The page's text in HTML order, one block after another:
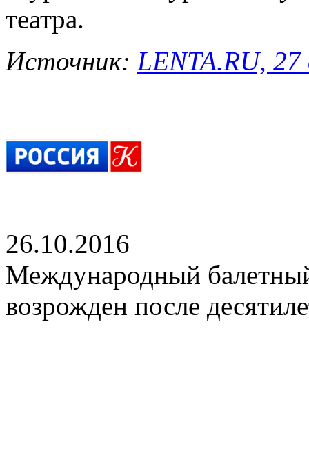
театра.
Источник: LENTA.RU, 27
26.10.2016
Международный
возрожден после